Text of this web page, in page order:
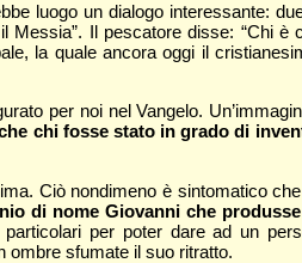
luogo un dialogo
Il pescatore disse: “Chi
la quale ancora oggi il
per noi nel Vangelo.
chi fosse stato in grado di
Ciò nondimeno è sintomatico
di nome Giovanni che
per poter dare ad un
ombre sfumate il suo ritratto.